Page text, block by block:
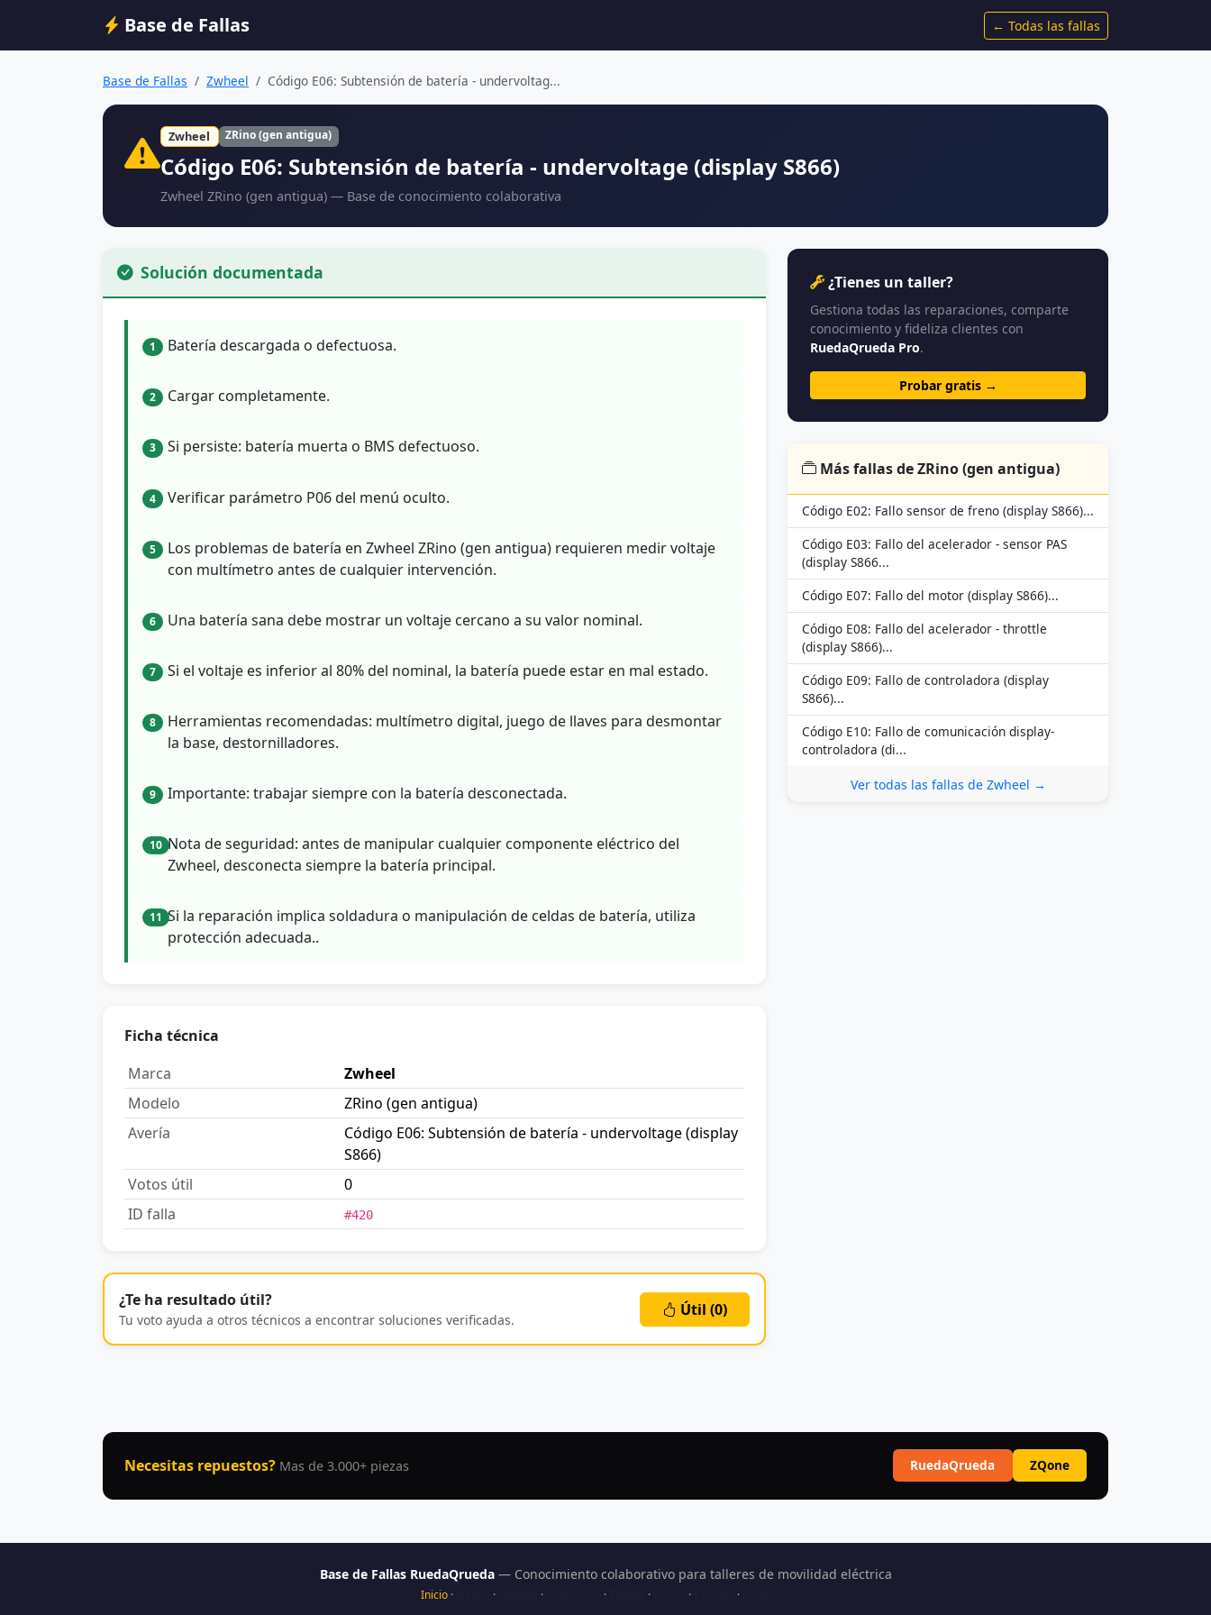
Base de Fallas ← Todas las fallas
Base de Fallas Zwheel Código E06: Subtensión de batería - undervoltag...
Zwheel ZRino (gen antigua)
Código E06: Subtensión de batería - undervoltage (display S866)
Zwheel ZRino (gen antigua) — Base de conocimiento colaborativa
Solución documentada
1 Batería descargada o defectuosa.
2 Cargar completamente.
3 Si persiste: batería muerta o BMS defectuoso.
4 Verificar parámetro P06 del menú oculto.
5
Los problemas de batería en Zwheel ZRino (gen antigua) requieren medir voltaje
con multímetro antes de cualquier intervención.
6 Una batería sana debe mostrar un voltaje cercano a su valor nominal.
7 Si el voltaje es inferior al 80% del nominal, la batería puede estar en mal estado.
8
Herramientas recomendadas: multímetro digital, juego de llaves para desmontar
la base, destornilladores.
9 Importante: trabajar siempre con la batería desconectada.
10 Nota de seguridad: antes de manipular cualquier componente eléctrico del
Zwheel, desconecta siempre la batería principal.
11 Si la reparación implica soldadura o manipulación de celdas de batería, utiliza
protección adecuada..
Ficha técnica
Marca
Zwheel
Modelo
ZRino (gen antigua)
Avería
Código E06: Subtensión de batería - undervoltage (display
S866)
Votos útil
0
ID falla
#420
¿Te ha resultado útil?
Tu voto ayuda a otros técnicos a encontrar soluciones verificadas.
Útil (0)
¿Tienes un taller?
Gestiona todas las reparaciones, comparte
conocimiento y fideliza clientes con
RuedaQrueda Pro.
Probar gratis →
Más fallas de ZRino (gen antigua)
Código E02: Fallo sensor de freno (display S866)...
Código E03: Fallo del acelerador - sensor PAS
(display S866...
Código E07: Fallo del motor (display S866)...
Código E08: Fallo del acelerador - throttle
(display S866)...
Código E09: Fallo de controladora (display
S866)...
Código E10: Fallo de comunicación display-
controladora (di...
Ver todas las fallas de Zwheel →
Necesitas repuestos? Mas de 3.000+ piezas RuedaQrueda ZQone
Base de Fallas RuedaQrueda— Conocimiento colaborativo para talleres de movilidad eléctrica
Inicio · · · · · · ·